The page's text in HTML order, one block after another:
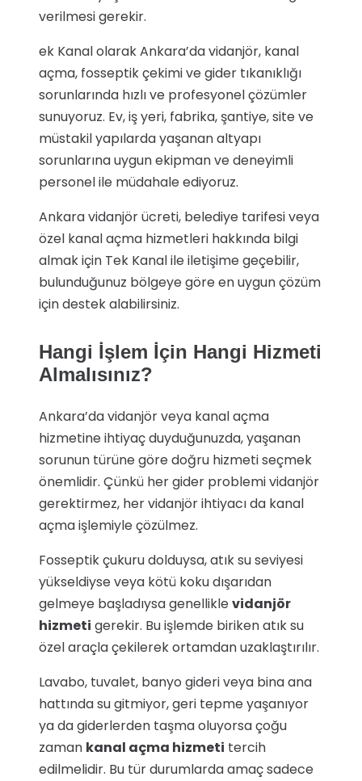
verilmesi gerekir.
ek Kanal olarak Ankara’da vidanjör, kanal
açma, fosseptik çekimi ve gider tıkanıklığı
sorunlarında hızlı ve profesyonel çözümler
sunuyoruz. Ev, iş yeri, fabrika, şantiye, site ve
müstakil yapılarda yaşanan altyapı
sorunlarına uygun ekipman ve deneyimli
personel ile müdahale ediyoruz.
Ankara vidanjör ücreti, belediye tarifesi veya
özel kanal açma hizmetleri hakkında bilgi
almak için Tek Kanal ile iletişime geçebilir,
bulunduğunuz bölgeye göre en uygun çözüm
için destek alabilirsiniz.
Hangi İşlem İçin Hangi Hizmeti
Almalısınız?
Ankara’da vidanjör veya kanal açma
hizmetine ihtiyaç duyduğunuzda, yaşanan
sorunun türüne göre doğru hizmeti seçmek
önemlidir. Çünkü her gider problemi vidanjör
gerektirmez, her vidanjör ihtiyacı da kanal
açma işlemiyle çözülmez.
Fosseptik çukuru dolduysa, atık su seviyesi
yükseldiyse veya kötü koku dışarıdan
gelmeye başladıysa genelliklevidanjör
hizmeti gerekir. Bu işlemde biriken atık su
özel araçla çekilerek ortamdan uzaklaştırılır.
Lavabo, tuvalet, banyo gideri veya bina ana
hattında su gitmiyor, geri tepme yaşanıyor
ya da giderlerden taşma oluyorsa çoğu
zaman kanal açma hizmeti tercih
edilmelidir. Bu tür durumlarda amaç sadece